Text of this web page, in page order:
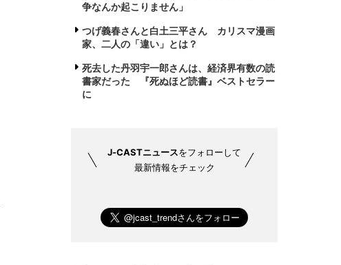
争なんか起こりません」
つげ義春さんと白土三平さん カリスマ漫画
家、二人の「違い」とは？
死去した丹羽宇一郎さんは、経済界有数の読
書家だった 『死ぬほど読書』ベストセラー
に
J-CASTニュースをフォローして
最新情報をチェック